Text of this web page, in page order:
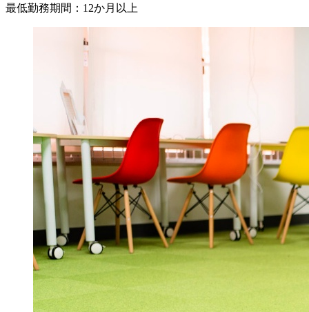
最低勤務期間： 12か月以上